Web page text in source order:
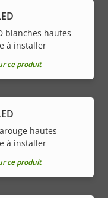
blanches hautes
à installer
ce produit
hautes
à installer
ce produit